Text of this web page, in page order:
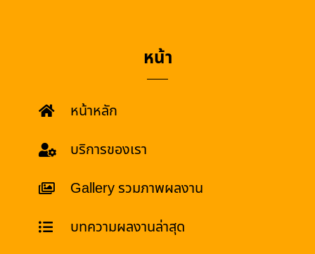
หน้า
หน้าหลัก
บริการของเรา
Gallery รวมภาพผลงาน
บทความผลงานล่าสุด